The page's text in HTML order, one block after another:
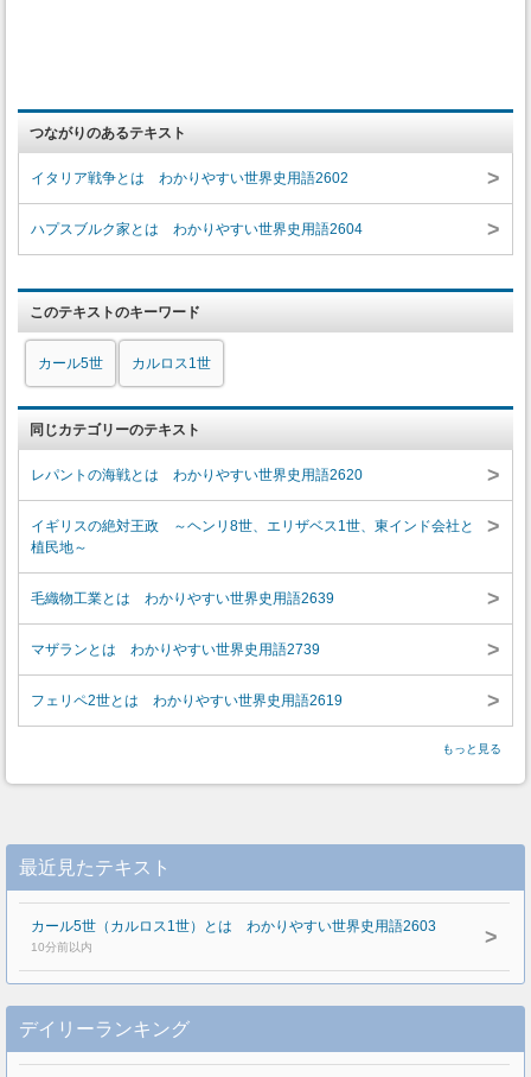
つながりのあるテキスト
イタリア戦争とは わかりやすい世界史用語2602 >
ハプスブルク家とは わかりやすい世界史用語2604 >
このテキストのキーワード
カール5世 カルロス1世
同じカテゴリーのテキスト
レパントの海戦とは わかりやすい世界史用語2620 >
イギリスの絶対王政 ～ヘンリ8世、エリザベス1世、東インド会社と
植民地～
>
毛織物工業とは わかりやすい世界史用語2639 >
マザランとは わかりやすい世界史用語2739 >
フェリペ2世とは わかりやすい世界史用語2619 >
もっと見る
最近見たテキスト
カール5世（カルロス1世）とは わかりやすい世界史用語2603
10分前以内 >
デイリーランキング